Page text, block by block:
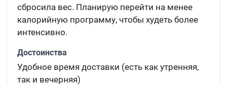
сбросила вес. Планирую перейти на менее
калорийную программу, чтобы худеть более
интенсивно.
Достоинства
Удобное время доставки (есть как утренняя,
так и вечерняя)